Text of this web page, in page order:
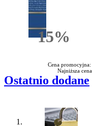
15%
Cena promocyjna:
Najniższa
Ostatnio dodane